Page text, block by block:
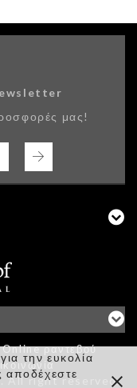
μας!
Online ραντεβού
All right reserved.
την ευκολία
αποδέχεστε